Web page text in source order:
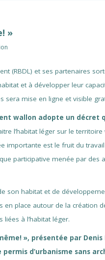
»
(RBDL) et ses partenaires
et à développer leur
sera mise en ligne et visible
wallon adopte un décret
l’habitat léger sur le
importante est le fruit du
participative menée par
son habitat et de
en place autour de la
à l’habitat léger.
», présentée par
d’urbanisme sans